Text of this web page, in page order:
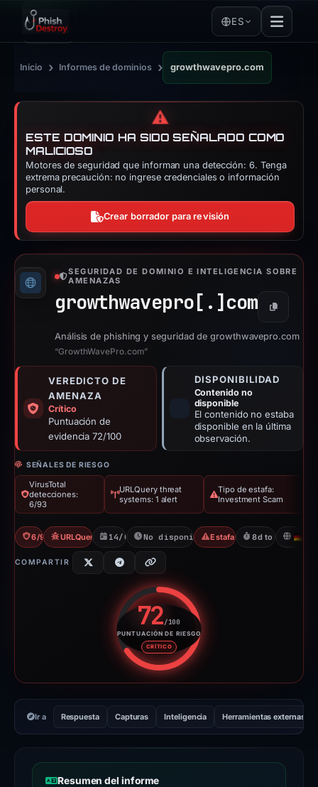
ES
Inicio › Informes de dominios › growthwavepro.com
⚠️
ESTE DOMINIO HA SIDO SEÑALADO COMO
MALICIOSO
Motores de seguridad que informan una detección: 6. Tenga
extrema precaución: no ingrese credenciales o información
personal.
Crear borrador para revisión
SEGURIDAD DE DOMINIO E INTELIGENCIA SOBRE
AMENAZAS
growthwavepro[.] com Copiar
Análisis de phishing y seguridad de growthwavepro.com
“GrowthWavePro.com”
VEREDICTO DE
AMENAZA
Crítico
Puntuación de
evidencia 72/100
DISPONIBILIDAD
Contenido no
disponible
El contenido no estaba
disponible en la última
observación.
SEÑALES DE RIESGO
VirusTotal
detecciones:
6/93
URLQuery threat
systems: 1 alert
Tipo de estafa:
Investment Scam
6/93 VTURLQuery: 1 threat alerts
14/02/2026No disponible desde 23/02/2026
Estafa de inversión
8d to
COMPARTIR
72/100
PUNTUACIÓN DE RIESGO
CRÍTICO
Puntuación de riesgo: 72
Ir a Respuesta Capturas Inteligencia Herramientas externas
Resumen del informe